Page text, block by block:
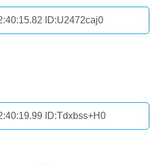
ID:U2472caj0
ID:Tdxbss+H0